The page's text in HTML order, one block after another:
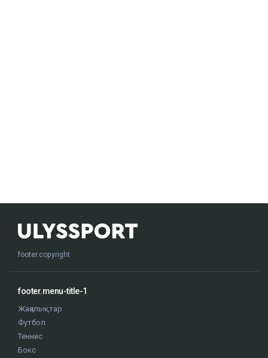
footer.copyright
footer.menu-title-1
Жаңалықтар
Футбол
Теннис
Бокс